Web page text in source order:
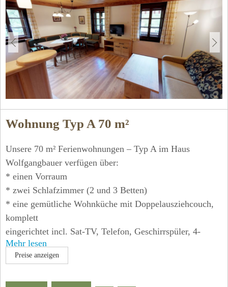
* Balkon, Dachflächenfenster mit Blick zum
Sternenhimmel
* W- Lan frei verfügbar!
Wohnung Typ A 70 m²
Unsere 70 m² Ferienwohnungen – Typ A im Haus
Wolfgangbauer verfügen über:
* einen Vorraum
* zwei Schlafzimmer (2 und 3 Betten)
* eine gemütliche Wohnküche mit Doppelausziehcouch,
komplett
eingerichtet incl. Sat-TV, Telefon, Geschirrspüler, 4-
Plattenherd
mit Backrohr, Kaffeemaschine, Mikrowelle
Mehr lesen
Preise anzeigen